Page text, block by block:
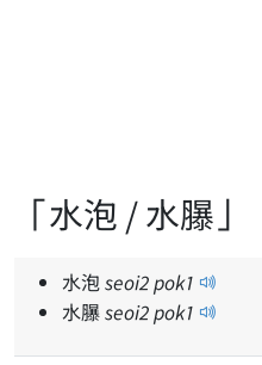
「水泡 / 水𦢊」
水泡seoi2pok1
水𦢊seoi2pok1